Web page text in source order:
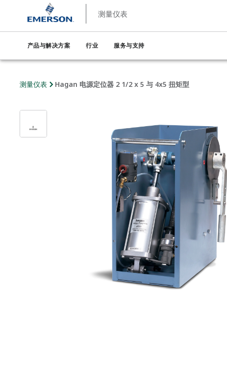
测量仪表
产品与解决方案 行业 服务与支持
测量仪表 Hagan 电源定位器 2 1/2 x 5 与 4x5 扭矩型